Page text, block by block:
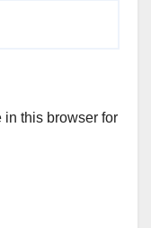
in this browser for